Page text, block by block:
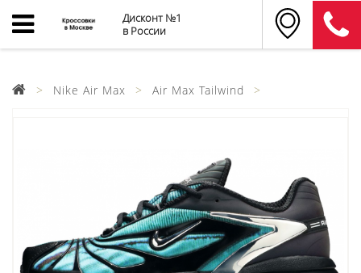
Дисконт №1
в России
Nike Air Max Air Max Tailwind